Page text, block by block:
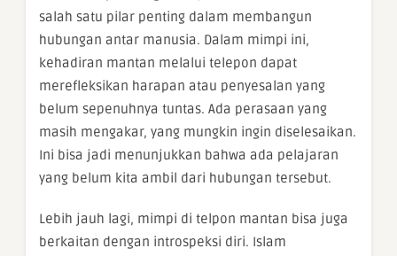
salah satu pilar penting dalam membangun
hubungan antar manusia. Dalam mimpi ini,
kehadiran mantan melalui telepon dapat
merefleksikan harapan atau penyesalan yang
belum sepenuhnya tuntas. Ada perasaan yang
masih mengakar, yang mungkin ingin diselesaikan.
Ini bisa jadi menunjukkan bahwa ada pelajaran
yang belum kita ambil dari hubungan tersebut.
Lebih jauh lagi, mimpi di telpon mantan bisa juga
berkaitan dengan introspeksi diri. Islam